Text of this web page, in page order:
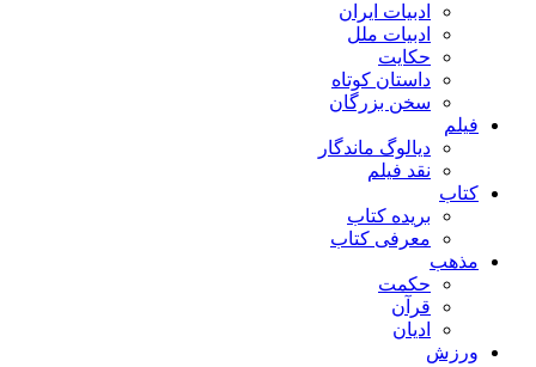
ادبیات ایران
ادبیات ملل
حکایت
داستان کوتاه
سخن بزرگان
فیلم
دیالوگ ماندگار
نقد فیلم
کتاب
بریده کتاب
معرفی کتاب
مذهب
حکمت
قرآن
ادیان
ورزش